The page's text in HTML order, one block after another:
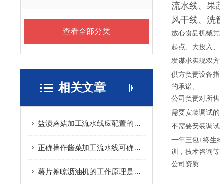
查看全部分类
相关文章
盐渍蘑菇加工流水线应配置的设备有哪些
正确操作酱菜加工流水线可确保产品质量
薯片摊晾沥油机的工作原理是什么
流水线、果
风干线、洗
放心食品机械
起点、大投入
发谋求实现双
供方负责设备
的承诺。
公司负责对所
需要安装调试
不需要安装调
一年三包+终生
训，技术咨询
公司资质